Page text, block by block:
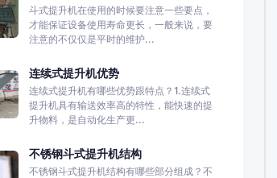
斗式提升机在使用的时候要注意一些要点，
才能保证设备使用寿命更长，一般来说，要
注意的不仅仅是平时的维护...
连续式提升机优势
连续式提升机有哪些优势跟特点？1.连续式
提升机具有输送效率高的特性，能快速的提
升物料，是自动化生产更...
不锈钢斗式提升机结构
不锈钢斗式提升机结构有哪些部分组成？不